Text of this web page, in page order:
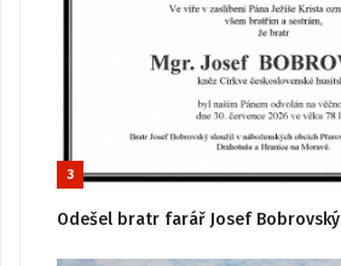
3
Odešel bratr farář Josef Bobrovský